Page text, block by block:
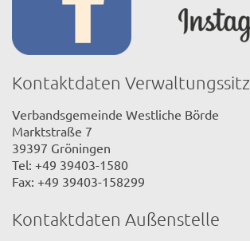
Kontaktdaten Verwaltungssitz
Verbandsgemeinde Westliche Börde
Marktstraße 7
39397 Gröningen
Tel: +49 39403-1580
Fax: +49 39403-158299
Kontaktdaten Außenstelle